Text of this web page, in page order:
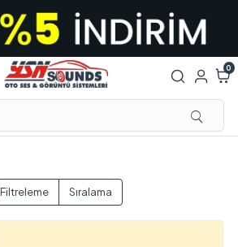
0
Filtreleme Sıralama